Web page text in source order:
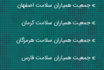
جمعیت همیاران سلامت اصفهان
جمعیت همیاران سلامت كرمان
جمعیت همیاران سلامت هرمزگان
جمعیت همیاران سلامت فارس